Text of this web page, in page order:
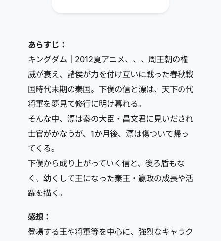
あらすじ：
キングダム｜2012夏アニメ、、、周王朝の権
威が衰え、諸侯が力を付け互いに戦った春秋戦
国時代末期の秦国。下僕の信と漂は、天下の代
将軍を夢見て修行に明け暮れる。
そんな中、漂は秦の大臣・昌文君に見いだされ
士官がかなうが、1か月後、漂は傷ついて帰っ
てくる。
下僕から成り上がっていく信と、後ろ盾もな
く、幼くして王になった秦王・嬴政の成長や活
躍を描く。
感想：
登場する王や将軍等を中心に、強烈なキャラク